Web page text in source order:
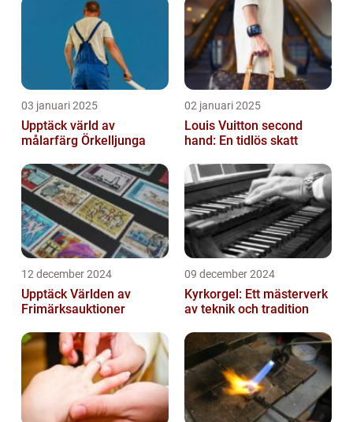
03 januari 2025
Upptäck värld av
målarfärg Örkelljunga
02 januari 2025
Louis Vuitton second
hand: En tidlös skatt
12 december 2024
Upptäck Världen av
Frimärksauktioner
09 december 2024
Kyrkorgel: Ett mästerverk
av teknik och tradition